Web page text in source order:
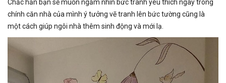
Chắc hẳn bạn sẽ muốn ngắm nhìn bức tranh yêu thích ngay trong
chính căn nhà của mình ý tưởng vẽ tranh lên bức tường cũng là
một cách giúp ngôi nhà thêm sinh động và mới lạ.